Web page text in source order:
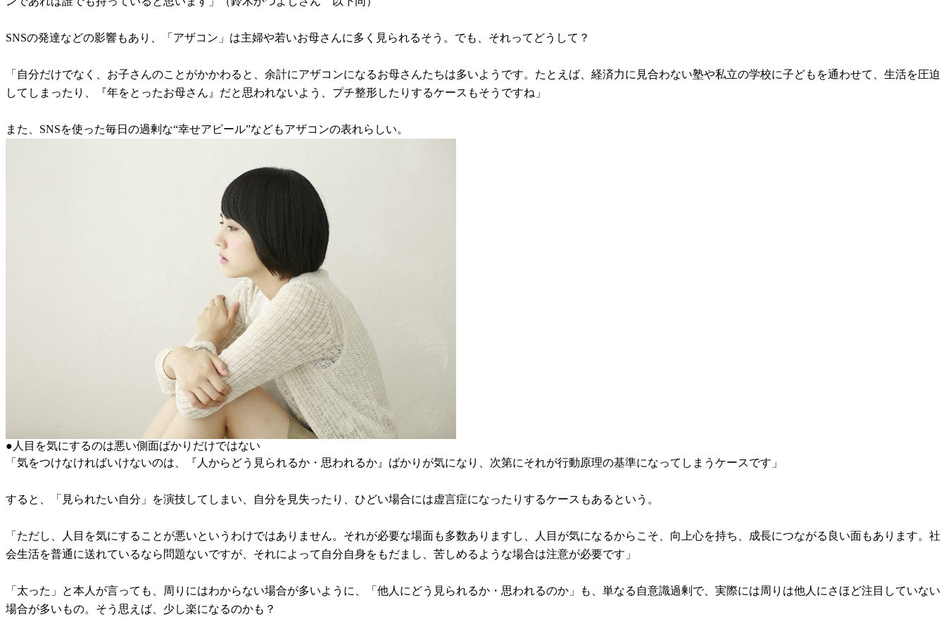
SNSの発達などの影響もあり、「アザコン」は主婦や若いお母さんに多く見られるそう。でも、それってどうして？
「自分だけでなく、お子さんのことがかかわると、余計にアザコンになるお母さんたちは多いようです。たとえば、経済力に見合わない塾や私立の学校に子どもを通わせて、生活を圧迫
してしまったり、『年をとったお母さん』だと思われないよう、プチ整形したりするケースもそうですね」
また、SNSを使った毎日の過剰な“幸せアピール”などもアザコンの表れらしい。
●人目を気にするのは悪い側面ばかりだけではない
「気をつけなければいけないのは、『人からどう見られるか・思われるか』ばかりが気になり、次第にそれが行動原理の基準になってしまうケースです」
すると、「見られたい自分」を演技してしまい、自分を見失ったり、ひどい場合には虚言症になったりするケースもあるという。
「ただし、人目を気にすることが悪いというわけではありません。それが必要な場面も多数ありますし、人目が気になるからこそ、向上心を持ち、成長につながる良い面もあります。社
会生活を普通に送れているなら問題ないですが、それによって自分自身をもだまし、苦しめるような場合は注意が必要です」
「太った」と本人が言っても、周りにはわからない場合が多いように、「他人にどう見られるか・思われるのか」も、単なる自意識過剰で、実際には周りは他人にさほど注目していない
場合が多いもの。そう思えば、少し楽になるのかも？